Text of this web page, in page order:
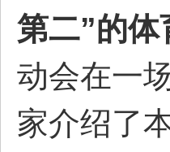
第二”的
动会在一
家介绍了